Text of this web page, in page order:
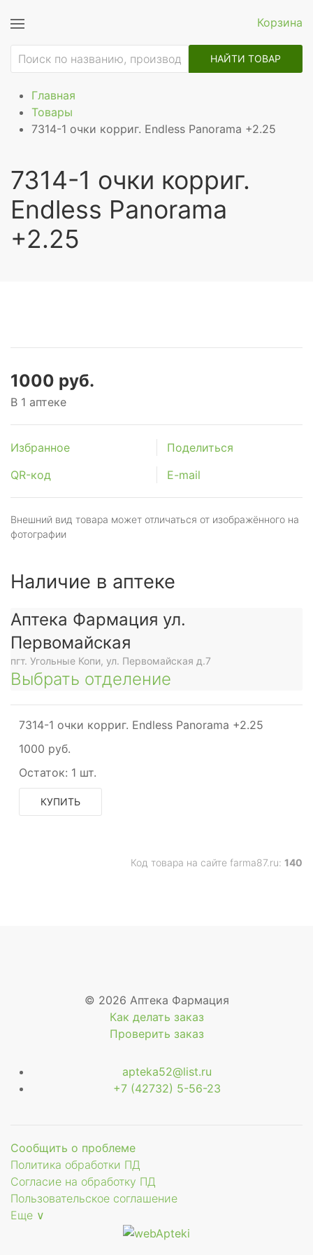
Корзина
НАЙТИ ТОВАР
Главная
Товары
7314-1 очки корриг. Endless Panorama +2.25
7314-1 очки корриг.
Endless Panorama
+2.25
1000 руб.
В 1 аптеке
Избранное
Поделиться
QR-код
E-mail
Внешний вид товара может отличаться от изображённого на
фотографии
Наличие в аптеке
Аптека Фармация ул.
Первомайская
пгт. Угольные Копи, ул. Первомайская д.7
Выбрать отделение
7314-1 очки корриг. Endless Panorama +2.25
1000 руб.
Остаток: 1 шт.
КУПИТЬ
Код товара на сайте farma87.ru: 140
© 2026 Аптека Фармация
Как делать заказ
Проверить заказ
apteka52@list.ru
+7 (42732) 5-56-23
Сообщить о проблеме
Политика обработки ПД
Согласие на обработку ПД
Пользовательское соглашение
Еще ∨